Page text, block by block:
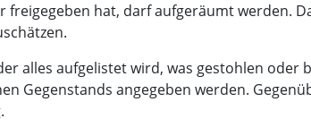
hat, darf aufgeräumt werden.
alles aufgelistet wird, was gestohlen oder
Gegenstands angegeben werden.